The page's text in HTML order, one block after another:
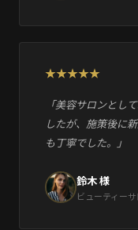
「美容サロンとし
したが、施策後に
も丁寧でした。」
鈴木 様
ビューティー